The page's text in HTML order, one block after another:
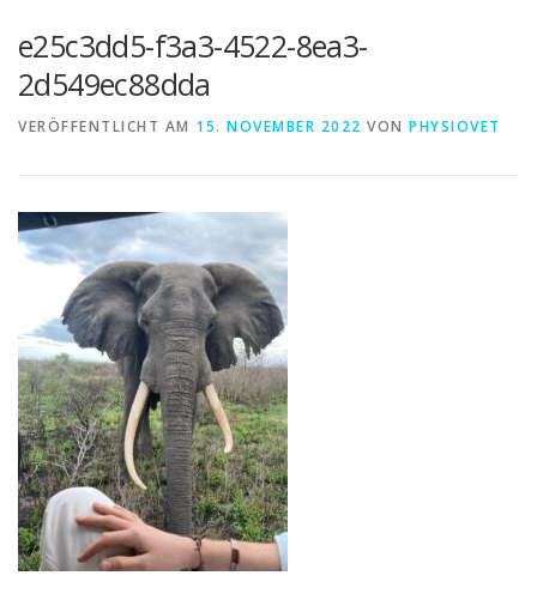
e25c3dd5-f3a3-4522-8ea3-
2d549ec88dda
VERÖFFENTLICHT AM 15. NOVEMBER 2022 VON PHYSIOVET